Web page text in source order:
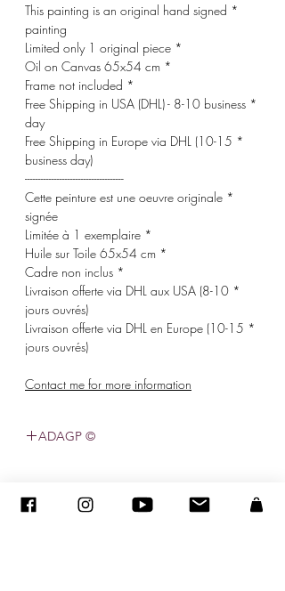
* This painting is an original hand signed
painting
* Limited only 1 original piece
* Oil on Canvas 65x54 cm
* Frame not included
* Free Shipping in USA (DHL) - 8-10 business
day
* Free Shipping in Europe via DHL (10-15
business day)
-------------------------------------
* Cette peinture est une oeuvre originale
signée
* Limitée à 1 exemplaire
* Huile sur Toile 65x54 cm
* Cadre non inclus
* Livraison offerte via DHL aux USA (8-10
jours ouvrés)
* Livraison offerte via DHL en Europe (10-15
jours ouvrés)
Contact me for more information
© ADAGP